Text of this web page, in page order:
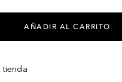
AÑADIR AL CARRITO
tienda